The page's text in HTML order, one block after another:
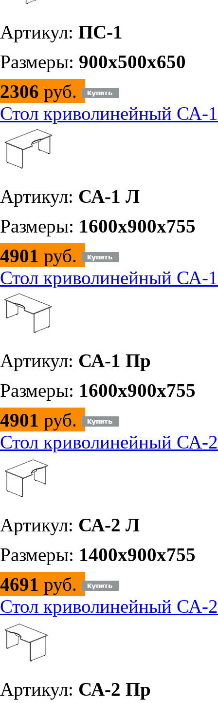
Артикул: ПС-1
Размеры: 900х500х650
2306 руб.
Стол криволинейный СА-
Артикул: СА-1 Л
Размеры: 1600х900х755
4901 руб.
Стол криволинейный СА-
Артикул: СА-1 Пр
Размеры: 1600х900х755
4901 руб.
Стол криволинейный СА-
Артикул: СА-2 Л
Размеры: 1400х900х755
4691 руб.
Стол криволинейный СА-
Артикул: СА-2 Пр